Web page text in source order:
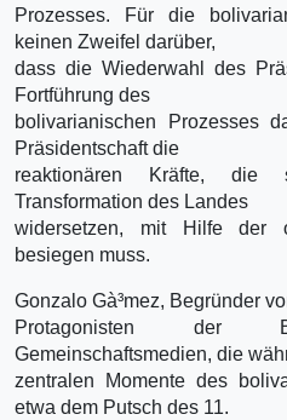
Prozesses. Für die
keinen Zweifel darüber,
dass die Wiederwahl des
Fortführung des
bolivarianischen Prozesses
Präsidentschaft die
reaktionären Kräfte, die
Transformation des Landes
widersetzen, mit Hilfe der
besiegen muss.
Gonzalo Gà³mez, Begründer
Protagonisten der
Gemeinschaftsmedien, die
zentralen Momente des
etwa dem Putsch des 11.